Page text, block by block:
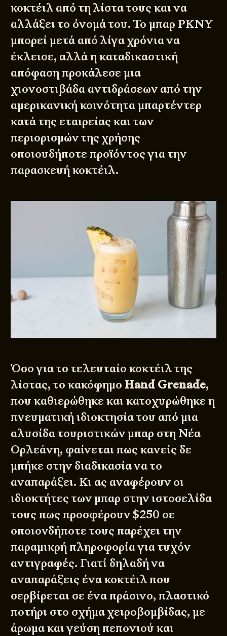
κοκτέιλ από τη λίστα τους και να
αλλάξει το όνομά του. Το μπαρ PKNY
μπορεί μετά από λίγα χρόνια να
έκλεισε, αλλά η καταδικαστική
απόφαση προκάλεσε μια
χιονοστιβάδα αντιδράσεων από την
αμερικανική κοινότητα μπαρτέντερ
κατά της εταιρείας και των
περιορισμών της χρήσης
οποιουδήποτε προϊόντος για την
παρασκευή κοκτέιλ.
Όσο για το τελευταίο κοκτέιλ της
λίστας, το κακόφημο Hand Grenade,
που καθιερώθηκε και κατοχυρώθηκε η
πνευματική ιδιοκτησία του από μια
αλυσίδα τουριστικών μπαρ στη Νέα
Ορλεάνη, φαίνεται πως κανείς δε
μπήκε στην διαδικασία να το
αναπαράξει. Κι ας αναφέρουν οι
ιδιοκτήτες των μπαρ στην ιστοσελίδα
τους πως προσφέρουν $250 σε
οποιονδήποτε τους παρέχει την
παραμικρή πληροφορία για τυχόν
αντιγραφές. Γιατί δηλαδή να
αναπαράξεις ένα κοκτέιλ που
σερβίρεται σε ένα πράσινο, πλαστικό
ποτήρι στο σχήμα χειροβομβίδας, με
άρωμα και γεύση πεπονιού και